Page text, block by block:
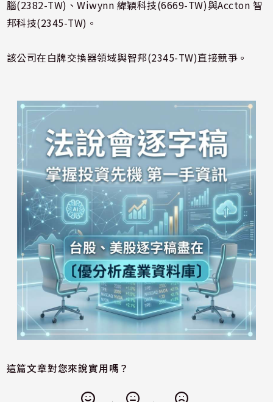
腦(2382-TW)、Wiwynn 緯穎科技(6669-TW)與Accton 智
邦科技(2345-TW)。
該公司在白牌交換器領域與智邦(2345-TW)直接競爭。
這篇文章對您來說實用嗎？